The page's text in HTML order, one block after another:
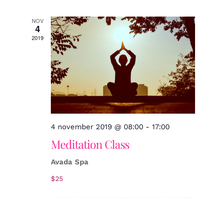
NOV
4
2019
4 november 2019 @ 08:00- 17:00
Meditation Class
Avada Spa
$25